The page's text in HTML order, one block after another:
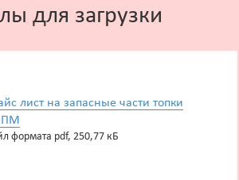
для загрузки
лист на запасные части топки
формата pdf, 250,77 кБ